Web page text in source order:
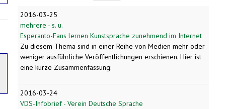
2016-03-25
mehrere - s. u.
Esperanto-Fans lernen Kunstsprache zunehmend im Internet
Zu diesem Thema sind in einer Reihe von Medien mehr oder
weniger ausführliche Veröffentlichungen erschienen. Hier ist
eine kurze Zusammenfassung:
2016-03-24
VDS-Infobrief - Verein Deutsche Sprache